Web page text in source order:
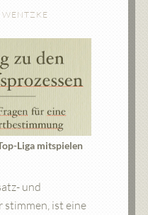
Liga mitspielen
und
stimmen, ist eine